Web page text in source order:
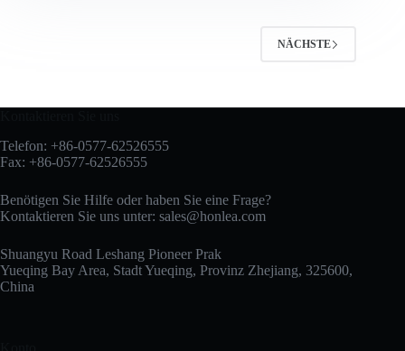
NÄCHSTE
Telefon: +86-0577-62526555
Fax: +86-0577-62526555
Benötigen Sie Hilfe oder haben Sie eine Frage?
Kontaktieren Sie uns unter: sales@honlea.com
Shuangyu Road Leshang Pioneer Prak
Yueqing Bay Area, Stadt Yueqing, Provinz Zhejiang, 325600,
China